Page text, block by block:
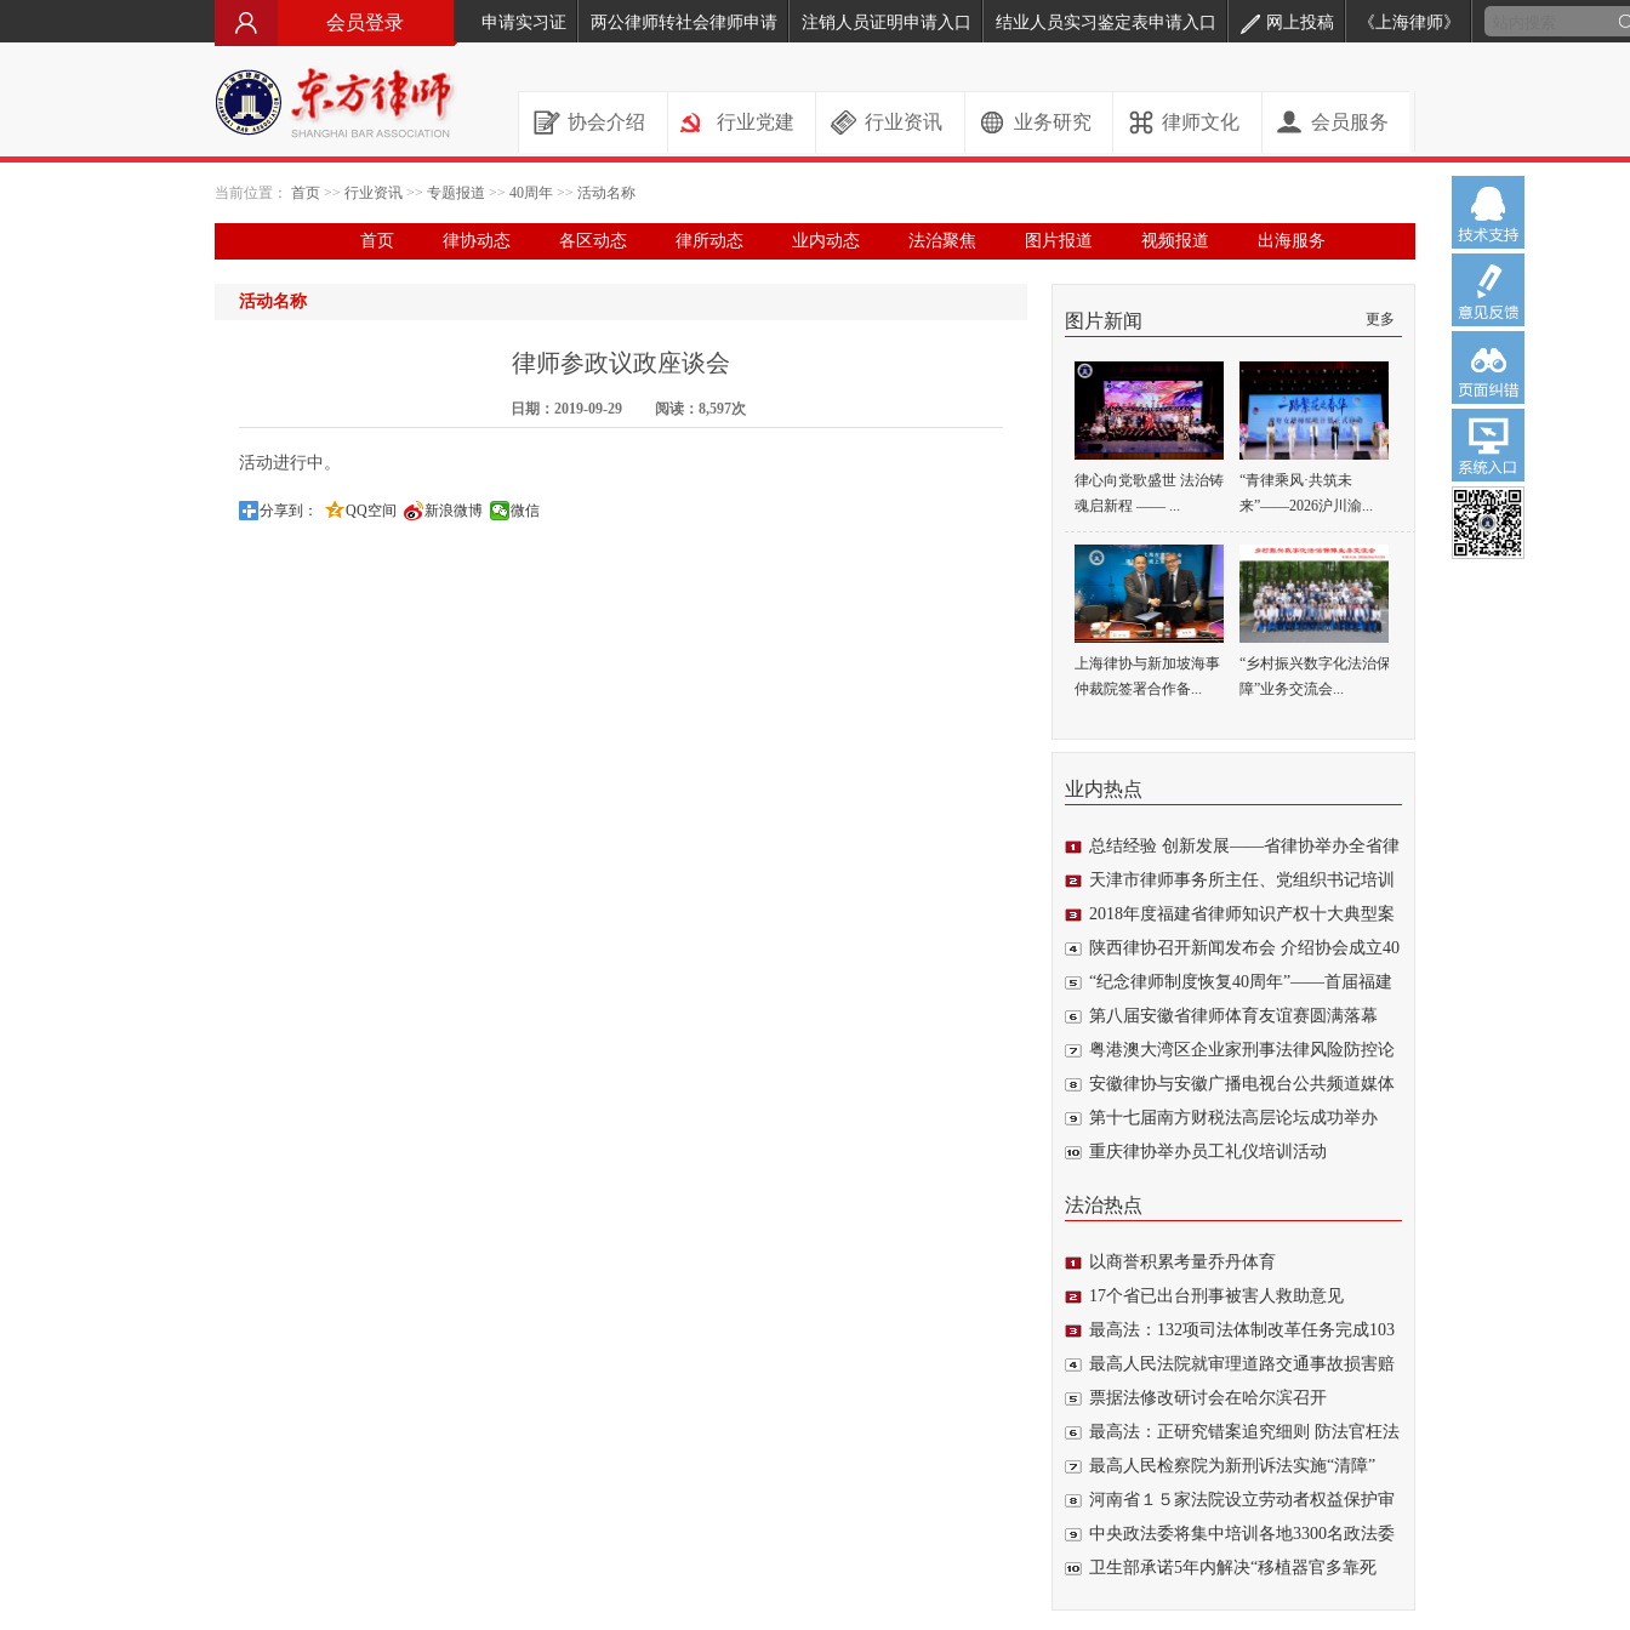
会员登录 申请实习证 两公律师转社会律师申请 注销人员证明申请入口 结业人员实习鉴定表申请入口 网上投稿 《上海律师》
协会介绍 行业党建 行业资讯 业务研究 律师文化 会员服务
当前位置： 首页 >> 行业资讯 >> 专题报道 >> 40周年 >> 活动名称
首页 律协动态 各区动态 律所动态 业内动态 法治聚焦 图片报道 视频报道 出海服务
活动名称
律师参政议政座谈会
日期：2019-09-29 阅读：8,597次
活动进行中。
分享到： QQ空间 新浪微博 微信
图片新闻 更多
律心向党歌盛世 法治铸
魂启新程 —— ...
“青律乘风·共筑未
来”——2026沪川渝...
上海律协与新加坡海事
仲裁院签署合作备...
“乡村振兴数字化法治保
障”业务交流会...
业内热点
总结经验 创新发展——省律协举办全省律
师...天津市律师事务所主任、党组织书记培训
会日...2018年度福建省律师知识产权十大典型案
例正...陕西律协召开新闻发布会 介绍协会成立40
周...“纪念律师制度恢复40周年”——首届福建
青...第八届安徽省律师体育友谊赛圆满落幕
粤港澳大湾区企业家刑事法律风险防控论
坛在...安徽律协与安徽广播电视台公共频道媒体
普法...第十七届南方财税法高层论坛成功举办
重庆律协举办员工礼仪培训活动
法治热点
以商誉积累考量乔丹体育
17个省已出台刑事被害人救助意见
最高法：132项司法体制改革任务完成103
项 最高人民法院就审理道路交通事故损害赔
偿案...票据法修改研讨会在哈尔滨召开
最高法：正研究错案追究细则 防法官枉法
裁...最高人民检察院为新刑诉法实施“清障”
河南省１５家法院设立劳动者权益保护审
判庭中央政法委将集中培训各地3300名政法委
书记卫生部承诺5年内解决“移植器官多靠死